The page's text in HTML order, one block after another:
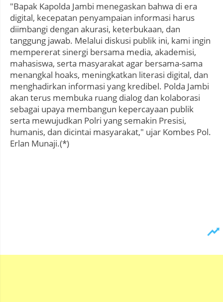
"Bapak Kapolda Jambi menegaskan bahwa di era
digital, kecepatan penyampaian informasi harus
diimbangi dengan akurasi, keterbukaan, dan
tanggung jawab. Melalui diskusi publik ini, kami ingin
mempererat sinergi bersama media, akademisi,
mahasiswa, serta masyarakat agar bersama-sama
menangkal hoaks, meningkatkan literasi digital, dan
menghadirkan informasi yang kredibel. Polda Jambi
akan terus membuka ruang dialog dan kolaborasi
sebagai upaya membangun kepercayaan publik
serta mewujudkan Polri yang semakin Presisi,
humanis, dan dicintai masyarakat," ujar Kombes Pol.
Erlan Munaji.(*)